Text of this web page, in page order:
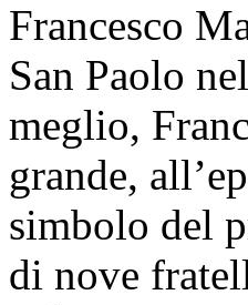
Francesco
San Paolo
meglio,
grande,
simbolo del
di nove